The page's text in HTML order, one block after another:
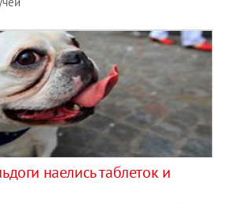
наелись таблеток и